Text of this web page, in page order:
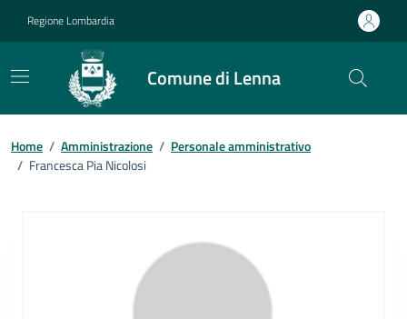
Regione Lombardia
Comune di Lenna
Home / Amministrazione / Personale amministrativo
/ Francesca Pia Nicolosi